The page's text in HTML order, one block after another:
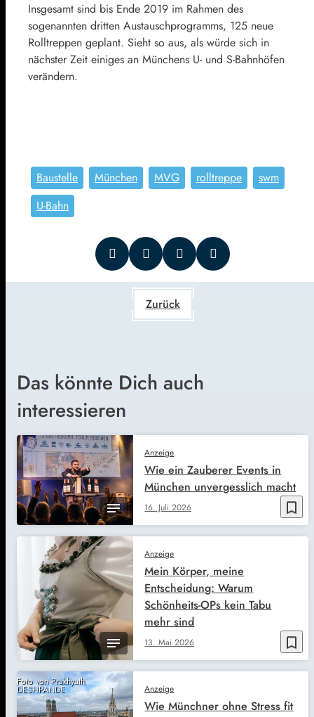
Insgesamt sind bis Ende 2019 im Rahmen des
sogenannten dritten Austauschprogramms, 125 neue
Rolltreppen geplant. Sieht so aus, als würde sich in
nächster Zeit einiges an Münchens U- und S-Bahnhöfen
verändern.
Baustelle München MVG rolltreppe
swm
U-Bahn
Zurück
Das könnte Dich auch
interessieren
bookmark_border
Anzeige
16. Juli 2026
Wie ein Zauberer Events in
München unvergesslich macht
bookmark_border
Anzeige
13. Mai 2026
Mein Körper, meine
Entscheidung: Warum
Schönheits-OPs kein Tabu
mehr sind
Foto von Prakhyath
DESHPANDE Anzeige
Wie Münchner ohne Stress fit